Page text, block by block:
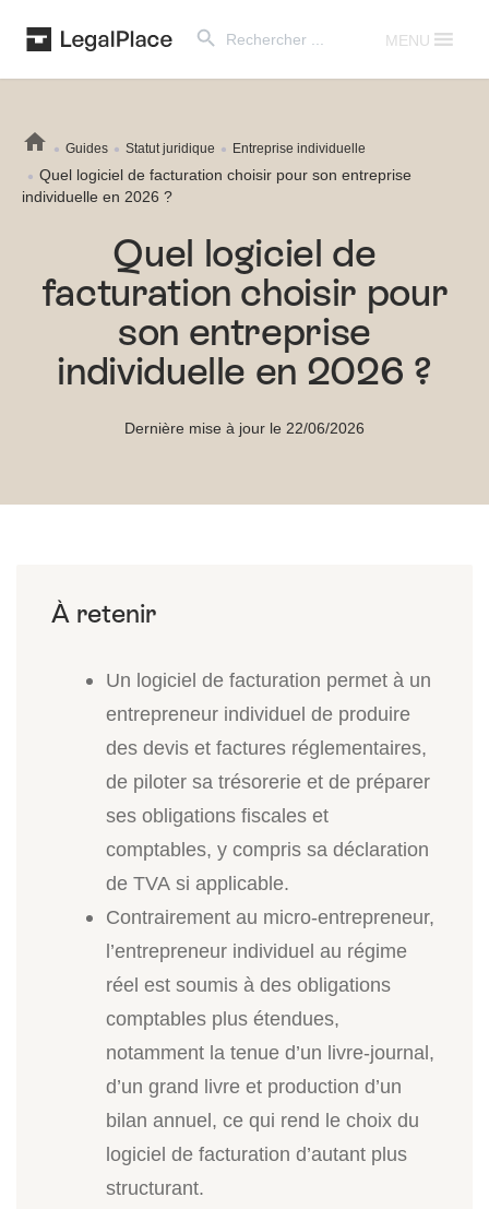
for:
MENU
Guides Statut juridique Entreprise individuelle
Quel logiciel de facturation choisir pour son entreprise
individuelle en 2026 ?
Quel logiciel de
facturation choisir pour
son entreprise
individuelle en 2026 ?
Dernière mise à jour le 22/06/2026
Un logiciel de facturation permet à un
entrepreneur individuel de produire
des devis et factures réglementaires,
de piloter sa trésorerie et de préparer
ses obligations fiscales et
comptables, y compris sa déclaration
de TVA si applicable.
Contrairement au micro-entrepreneur,
l’entrepreneur individuel au régime
réel est soumis à des obligations
comptables plus étendues,
notamment la tenue d’un livre-journal,
d’un grand livre et production d’un
bilan annuel, ce qui rend le choix du
logiciel de facturation d’autant plus
structurant.